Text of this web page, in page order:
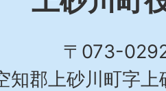
〒073-
知郡上砂川町字